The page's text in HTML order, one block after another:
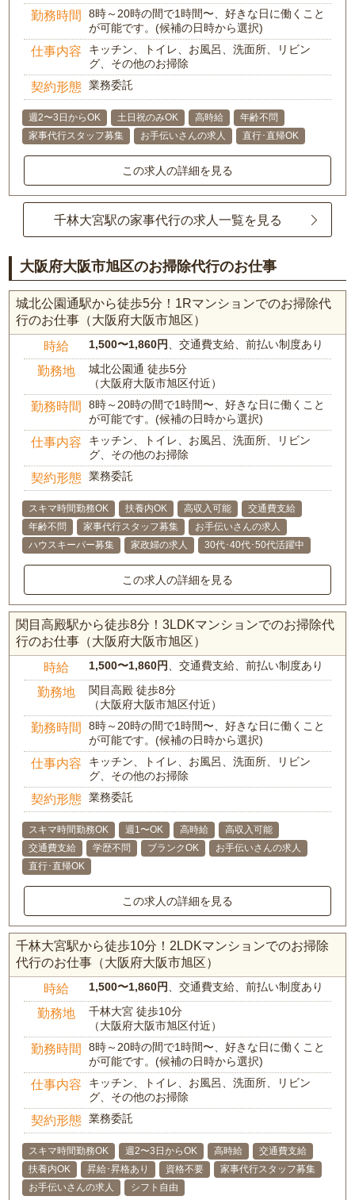
勤務時間
8時～20時の間で1時間〜、好きな日に働くこと
が可能です。(候補の日時から選択)
仕事内容
キッチン、トイレ、お風呂、洗面所、リビン
グ、その他のお掃除
契約形態 業務委託
週2〜3日からOK 土日祝のみOK 高時給
年齢不問
家事代行スタッフ募集
お手伝いさんの求人 直行･直帰OK
この求人の詳細を見る
千林大宮駅の家事代行の求人一覧を見る
大阪府大阪市旭区のお掃除代行のお仕事
城北公園通駅から徒歩5分！1Rマンションでのお掃除代
行のお仕事（大阪府大阪市旭区）
時給 1,500〜1,860円 、交通費支給、前払い制度あり
勤務地
城北公園通 徒歩5分
（大阪府大阪市旭区付近）
勤務時間
8時～20時の間で1時間〜、好きな日に働くこと
が可能です。(候補の日時から選択)
仕事内容
キッチン、トイレ、お風呂、洗面所、リビン
グ、その他のお掃除
契約形態 業務委託
スキマ時間勤務OK 扶養内OK 高収入可能
交通費支給
年齢不問
家事代行スタッフ募集
お手伝いさんの求人
ハウスキーパー募集
家政婦の求人 30代･40代･50代活躍中
この求人の詳細を見る
関目高殿駅から徒歩8分！3LDKマンションでのお掃除代
行のお仕事（大阪府大阪市旭区）
時給 1,500〜1,860円 、交通費支給、前払い制度あり
勤務地
関目高殿 徒歩8分
（大阪府大阪市旭区付近）
勤務時間
8時～20時の間で1時間〜、好きな日に働くこと
が可能です。(候補の日時から選択)
仕事内容
キッチン、トイレ、お風呂、洗面所、リビン
グ、その他のお掃除
契約形態 業務委託
スキマ時間勤務OK 週1〜OK 高時給
高収入可能
交通費支給
学歴不問 ブランクOK
お手伝いさんの求人
直行･直帰OK
この求人の詳細を見る
千林大宮駅から徒歩10分！2LDKマンションでのお掃除
代行のお仕事（大阪府大阪市旭区）
時給 1,500〜1,860円 、交通費支給、前払い制度あり
勤務地
千林大宮 徒歩10分
（大阪府大阪市旭区付近）
勤務時間
8時～20時の間で1時間〜、好きな日に働くこと
が可能です。(候補の日時から選択)
仕事内容
キッチン、トイレ、お風呂、洗面所、リビン
グ、その他のお掃除
契約形態 業務委託
スキマ時間勤務OK 週2〜3日からOK 高時給
交通費支給
扶養内OK
昇給･昇格あり 資格不要
家事代行スタッフ募集
お手伝いさんの求人
シフト自由